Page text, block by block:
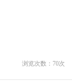
浏览次数： 70次